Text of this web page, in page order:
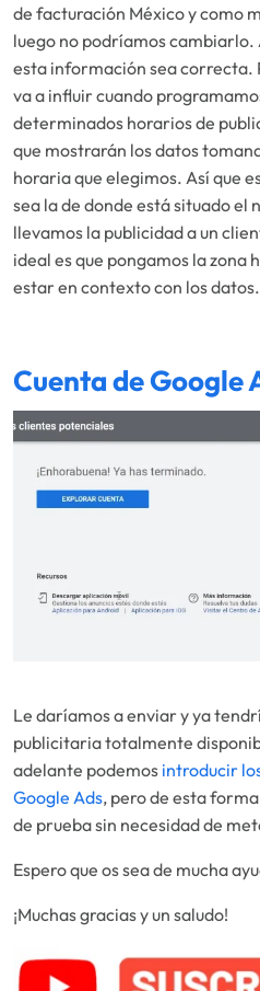
de facturación México y como
luego no podríamos cambiarlo.
esta información sea correcta.
va a influir cuando
determinados horarios de
que mostrarán los datos
horaria que elegimos. Así que
sea la de donde está situado el
llevamos la publicidad a un
ideal es que pongamos la zona
estar en contexto con los datos.
Cuenta de Google
Le daríamos a enviar y ya
publicitaria totalmente
adelante podemos introducir
Google Ads, pero de esta
de prueba sin necesidad de
Espero que os sea de mucha
¡Muchas gracias y un saludo!